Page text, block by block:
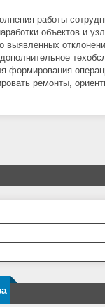
работы
объектов и
выявленных
формирования
ремонты,